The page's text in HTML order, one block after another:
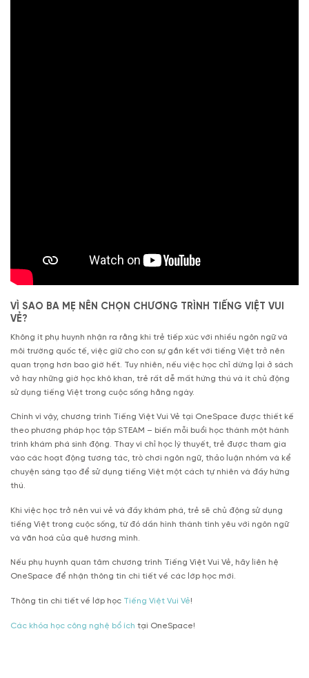
VÌ SAO BA MẸ NÊN CHỌN CHƯƠNG TRÌNH TIẾNG VIỆT VUI
VẺ?
Không ít phụ huynh nhận ra rằng khi trẻ tiếp xúc với nhiều ngôn ngữ và
môi trường quốc tế, việc giữ cho con sự gắn kết với tiếng Việt trở nên
quan trọng hơn bao giờ hết. Tuy nhiên, nếu việc học chỉ dừng lại ở sách
vở hay những giờ học khô khan, trẻ rất dễ mất hứng thú và ít chủ động
sử dụng tiếng Việt trong cuộc sống hằng ngày.
Chính vì vậy, chương trình Tiếng Việt Vui Vẻ tại OneSpace được thiết kế
theo phương pháp học tập STEAM – biến mỗi buổi học thành một hành
trình khám phá sinh động. Thay vì chỉ học lý thuyết, trẻ được tham gia
vào các hoạt động tương tác, trò chơi ngôn ngữ, thảo luận nhóm và kể
chuyện sáng tạo để sử dụng tiếng Việt một cách tự nhiên và đầy hứng
thú.
Khi việc học trở nên vui vẻ và đầy khám phá, trẻ sẽ chủ động sử dụng
tiếng Việt trong cuộc sống, từ đó dần hình thành tình yêu với ngôn ngữ
và văn hoá của quê hương mình.
Nếu phụ huynh quan tâm chương trình Tiếng Việt Vui Vẻ, hãy liên hệ
OneSpace để nhận thông tin chi tiết về các lớp học mới.
Thông tin chi tiết về lớp học Tiếng Việt Vui Vẻ!
Các khóa học công nghệ bổ ích tại OneSpace!